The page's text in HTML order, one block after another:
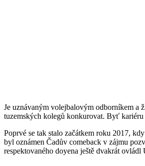
Je uznávaným volejbalovým odborníkem a
tuzemských kolegů konkurovat. Byť
Poprvé se tak stalo začátkem roku 2017,
byl oznámen Čadův comeback v zájmu
respektovaného doyena ještě dvakrát